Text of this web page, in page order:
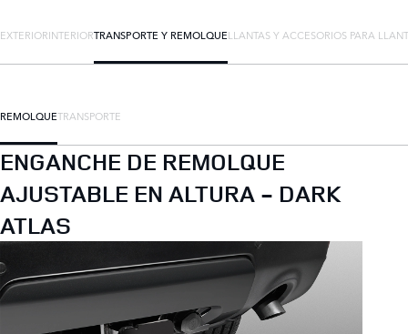
EXTERIORINTERIORTRANSPORTE Y REMOLQUELLANTAS Y ACCESORIOS PARA
REMOLQUETRANSPORTE
ENGANCHE DE REMOLQUE
AJUSTABLE EN ALTURA - DARK
ATLAS